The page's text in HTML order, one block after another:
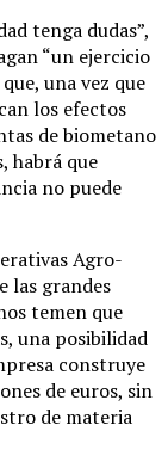
tenga dudas”,
“un ejercicio
una vez que
los efectos
de biometano
habrá que
no puede
Agro-
las grandes
temen que
una posibilidad
construye
de euros, sin
de materia